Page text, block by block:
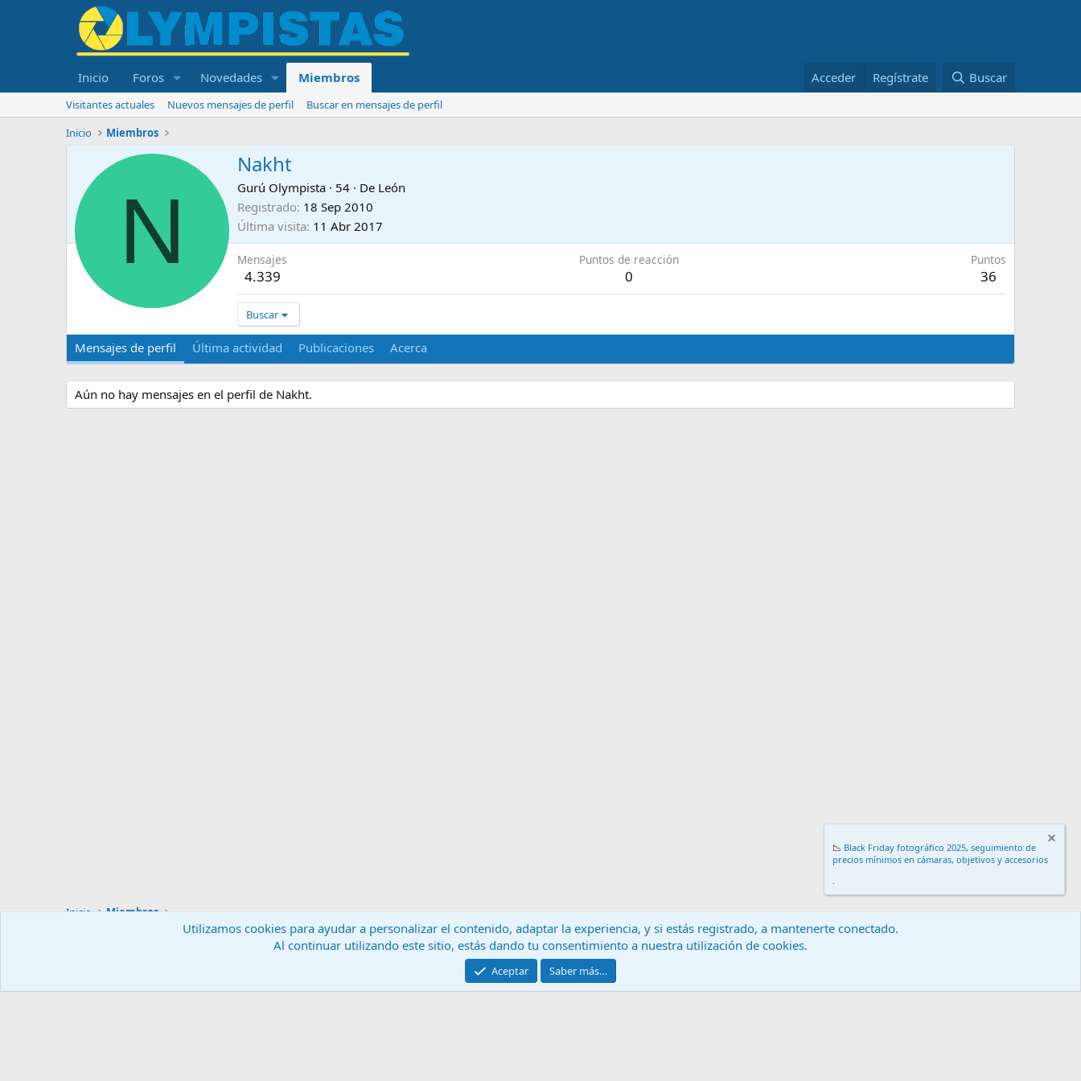
Inicio Foros Novedades Miembros Acceder Regístrate Buscar
Visitantes actuales Nuevos mensajes de perfil
Buscar en mensajes de perfil
Inicio
Miembros
N
Nakht
Gurú Olympista · 54 · De León
Registrado 18 Sep 2010
Última visita 11 Abr 2017
Mensajes
4.339
Puntos de reacción
0
Puntos
36
Buscar
Mensajes de perfil Última actividad Publicaciones Acerca
Aún no hay mensajes en el perfil de Nakht.
Inicio Miembros
Contáctanos Términos y reglas
Community platform by XenForo® © 2010-2024 XenForo Ltd.
📉 Black Friday fotográfico 2025, seguimiento de
precios mínimos en cámaras, objetivos y accesorios
.
Utilizamos cookies para ayudar a personalizar el contenido, adaptar la experiencia, y si estás registrado, a mantenerte conectado.
Al continuar utilizando este sitio, estás dando tu consentimiento a nuestra utilización de cookies.
Aceptar Saber más…